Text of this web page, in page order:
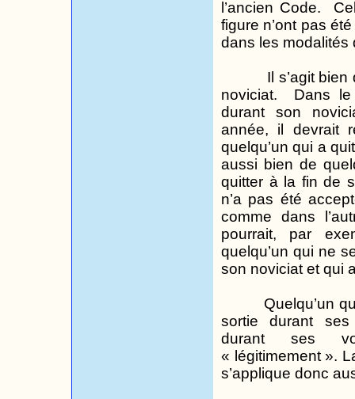
l’ancien Code.
figure n’ont pas
dans les modalités
Il s’agit
noviciat.
Dans
durant son
année, il devrait
quelqu’un qui a
aussi bien de
quitter à la fin de
n’a pas été
comme dans
pourrait, par
quelqu’un qui ne
son noviciat et qui
Quelqu’un
sortie durant
durant ses
« légitimement ».
s’applique donc